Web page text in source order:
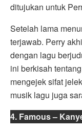
ditujukan untuk
Setelah lama
terjawab. Perry
dengan lagu
ini berkisah
mengejek sifat
musik lagu juga
4. Famous –